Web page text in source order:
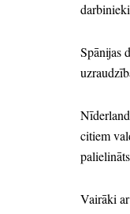
Spānijas
citiem
Vairāki ar